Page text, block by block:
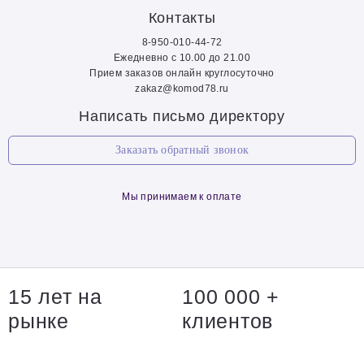
Контакты
8-950-010-44-72
Ежедневно с 10.00 до 21.00
Прием заказов онлайн круглосуточно
zakaz@komod78.ru
Написать письмо директору
Заказать обратный звонок
Мы принимаем к оплате
15 лет на
рынке
100 000 +
клиентов